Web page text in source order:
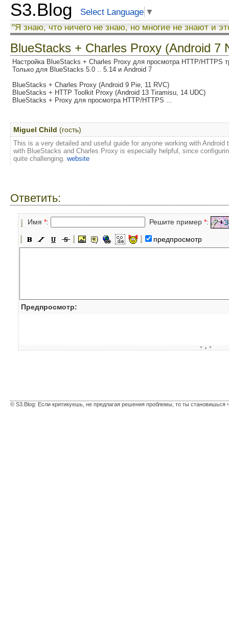
S3.Blog Select Language ▼
"Я знаю, что ничего не знаю, но многие не знают и
BlueStacks + Charles Proxy (Android 7
Настройка BlueStacks + Charles Proxy для просмотра HTTP/HTTPS
Только для BlueStacks 5.0 .. 5.14 и Android 7
BlueStacks + Charles Proxy (Android 9 Pie, 11 RVC)
BlueStacks + HTTP Toolkit Proxy (Android 13 Tiramisu, 14 UDC)
BlueStacks + Proxy для просмотра HTTP/HTTPS ...
Miguel Child (гость)
This is a very detailed and useful guide for anyone working with
with BlueStacks and Charles Proxy is especially helpful, since
quite challenging. website
Ответить:
Имя *: Решите пример *:
предпросмотр
Предпросмотр:
▼▲▼
© S3.Blog: Если критикуешь, не предлагая решения проблемы, то ты становишься